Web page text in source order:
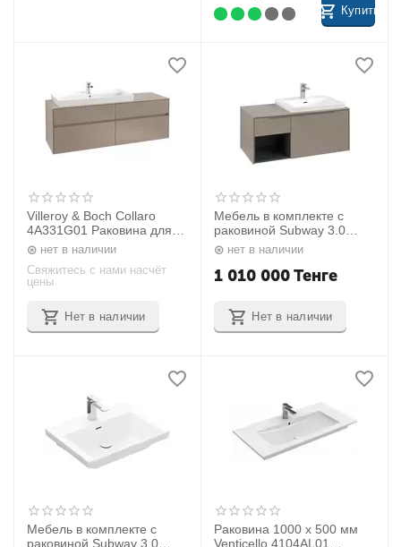
Купить
Villeroy & Boch Collaro
4A331G01 Pаковина для
установки на тумбу 1000 x
470 mm
нет в наличии
Свяжитесь с нами насчёт
цены
Нет в наличии
Мебель в комплекте с
раковиной Subway 3.0
Villeroy&Boch
1001x423x500 mm
С57100VM
нет в наличии
1 010 000Тенге
Нет в наличии
Мебель в комплекте с
раковиной Subway 3.0
Раковина 1000 x 500 мм
Venticello 4104AL01